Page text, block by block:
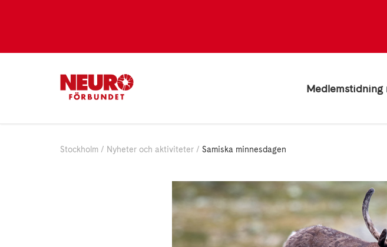
Medlemstidning
Stockholm Nyheter och aktiviteter Samiska minnesdagen